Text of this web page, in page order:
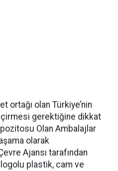
ortağı olan Türkiye’nin
gerektiğine dikkat
Olan Ambalajlar
olarak
Ajansı tarafından
plastik, cam ve